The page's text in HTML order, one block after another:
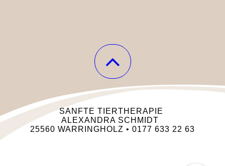
SANFTE TIERTHERAPIE
ALEXANDRA SCHMIDT
25560 WARRINGHOLZ • 0177 633 22 63